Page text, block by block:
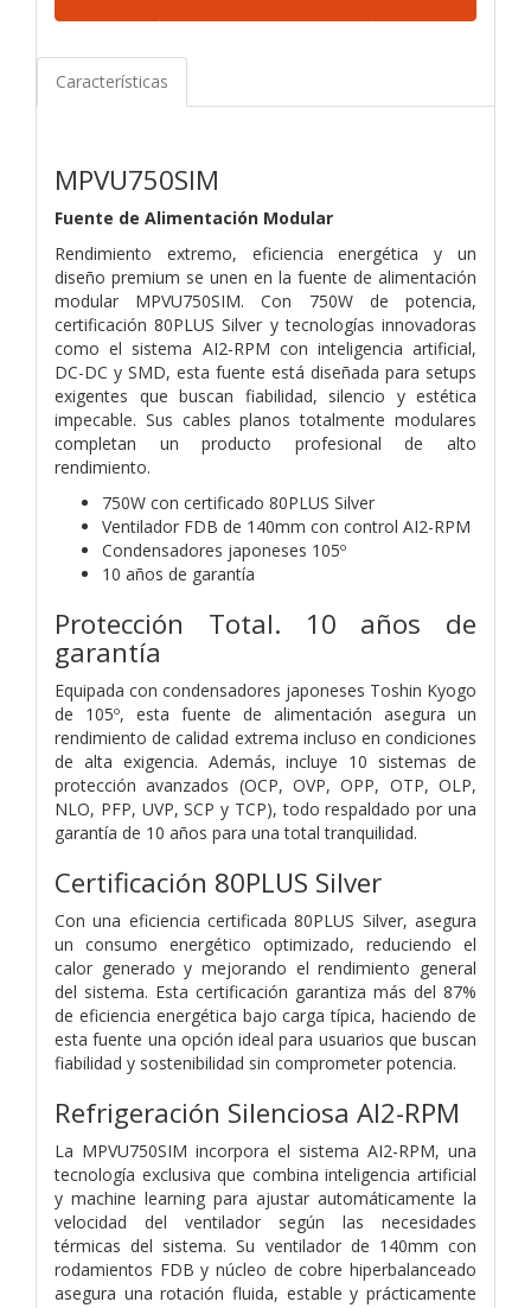
Características
MPVU750SIM
Fuente de Alimentación Modular
Rendimiento extremo, eficiencia energética y un
diseño premium se unen en la fuente de alimentación
modular MPVU750SIM. Con 750W de potencia,
certificación 80PLUS Silver y tecnologías innovadoras
como el sistema AI2-RPM con inteligencia artificial,
DC-DC y SMD, esta fuente está diseñada para setups
exigentes que buscan fiabilidad, silencio y estética
impecable. Sus cables planos totalmente modulares
completan un producto profesional de alto
rendimiento.
750W con certificado 80PLUS Silver
Ventilador FDB de 140mm con control AI2-RPM
Condensadores japoneses 105º
10 años de garantía
Protección Total. 10 años de
garantía
Equipada con condensadores japoneses Toshin Kyogo
de 105º, esta fuente de alimentación asegura un
rendimiento de calidad extrema incluso en condiciones
de alta exigencia. Además, incluye 10 sistemas de
protección avanzados (OCP, OVP, OPP, OTP, OLP,
NLO, PFP, UVP, SCP y TCP), todo respaldado por una
garantía de 10 años para una total tranquilidad.
Certificación 80PLUS Silver
Con una eficiencia certificada 80PLUS Silver, asegura
un consumo energético optimizado, reduciendo el
calor generado y mejorando el rendimiento general
del sistema. Esta certificación garantiza más del 87%
de eficiencia energética bajo carga típica, haciendo de
esta fuente una opción ideal para usuarios que buscan
fiabilidad y sostenibilidad sin comprometer potencia.
Refrigeración Silenciosa AI2-RPM
La MPVU750SIM incorpora el sistema AI2-RPM, una
tecnología exclusiva que combina inteligencia artificial
y machine learning para ajustar automáticamente la
velocidad del ventilador según las necesidades
térmicas del sistema. Su ventilador de 140mm con
rodamientos FDB y núcleo de cobre hiperbalanceado
asegura una rotación fluida, estable y prácticamente